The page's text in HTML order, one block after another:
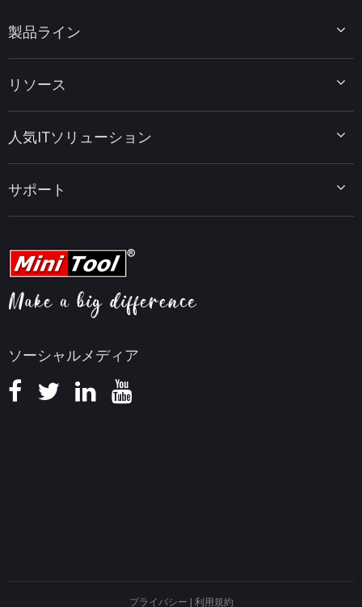
ソーシャルメディア
製品ライン
MiniTool Power Data Recovery
MiniTool PDF Editor
MiniTool MovieMaker
MiniTool uTube Downloader
リソース
データ復元ヒント
PDF編集ヒント
動画編集ヒント
ビデオ変換ヒント
画面録画ヒント
知識ベース
人気ITソリューション
MiniTool ニュースセンター
サポート
ヘルプ
プライバシー 利用規約